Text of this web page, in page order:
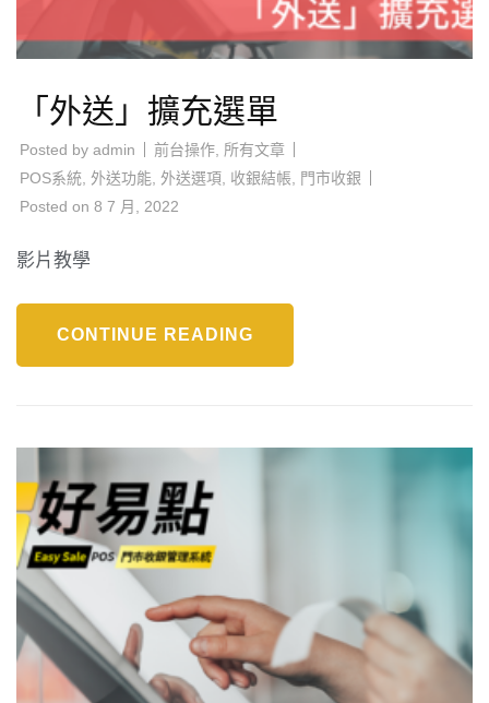
「外送」擴充選單
Posted by admin 前台操作 所有文章
POS系統 外送功能 外送選項 收銀結帳
門市收銀
Posted on 8 7 月, 2022
影片教學
CONTINUE READING